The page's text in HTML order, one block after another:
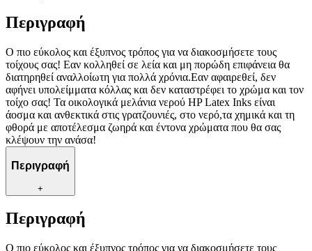
Περιγραφή
Ο πιο εύκολος και έξυπνος τρόπος για να διακοσμήσετε τους
τοίχους σας! Εαν κολληθεί σε λεία και μη πορώδη επιφάνεια θα
διατηρηθεί αναλλοίωτη για πολλά χρόνια.Εαν αφαιρεθεί, δεν
αφήνει υπολείμματα κόλλας και δεν καταστρέφει το χρώμα και τον
τοίχο σας! Τα οικολογικά μελάνια νερού HP Latex Inks είναι
άοσμα και ανθεκτικά στις γρατζουνιές, στο νερό,τα χημικά και τη
φθορά με αποτέλεσμα ζωηρά και έντονα χρώματα που θα σας
κλέψουν την ανάσα!
Περιγραφή
+
Περιγραφή
Ο πιο εύκολος και έξυπνος τρόπος για να διακοσμήσετε τους